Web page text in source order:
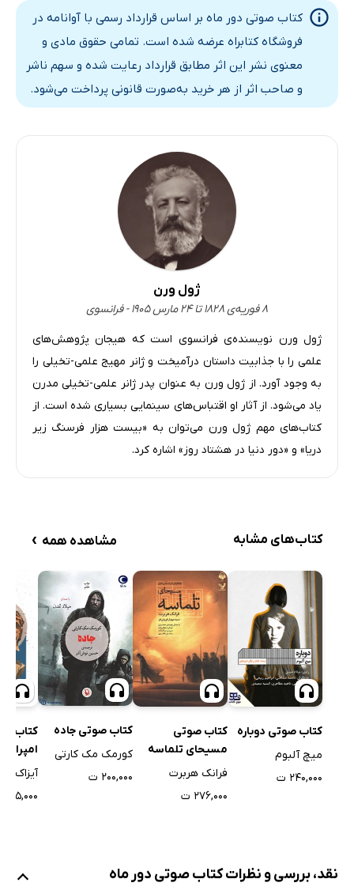
فصل چهاردهم: شب سیصد و پنجاه و چهار ساعت و نیمی
26 دقیقه فصل پانزدهم: هذلولی یا سهمی
14 دقیقه فصل شانزدهم: نیم‌کره‌ی جنوبی
فصل هجدهم: پرسش‌های دشوار
فصل نوزدهم: ممکن کردن ناممکن
فصل بیستم: عمق سنجی ساسکوهانا
فصل بیست و یکم: جی. تی. ماستون فرا خوانده می‌شود
26 دقیقه ژول ورن 1828 - 1905
کتاب صوتی دور ماه بر اساس قرارداد رسمی با آوانامه در
فروشگاه کتابراه عرضه شده است. تمامی حقوق مادی و
معنوی نشر این اثر مطابق قرارداد رعایت شده و سهم ناشر
و صاحب اثر از هر خرید به‌صورت قانونی پرداخت می‌شود.
ژول ورن
۸ فوریه‌ی ۱۸۲۸ تا ۲۴ مارس ۱۹۰۵ - فرانسوی
ژول ورن نویسنده‌ی فرانسوی است که هیجان پژوهش‌های
علمی را با جذابیت داستان درآمیخت و ژانر مهیج علمی-تخیلی را
به وجود آورد. از ژول ورن به عنوان پدر ژانر علمی-تخیلی مدرن
یاد می‌شود. از آثار او اقتباس‌های سینمایی بسیاری شده است. از
کتاب‌های مهم ژول ورن می‌توان به «بیست هزار فرسنگ زیر
دریا» و «دور دنیا در هشتاد روز» اشاره کرد.
کتاب‌های مشابه مشاهده همه ›
کتاب صوتی دوباره
میچ آلبوم
۲۴۰,۰۰۰ ت
کتاب صوتی
مسیحای تلماسه
فرانک هربرت
۲۷۶,۰۰۰ ت
کتاب صوتی جاده
کورمک مک کارتی
۲۰۰,۰۰۰ ت
کتاب
آیزاک
۲۴۵,۰۰۰ ت
نقد، بررسی و نظرات کتاب صوتی دور ماه